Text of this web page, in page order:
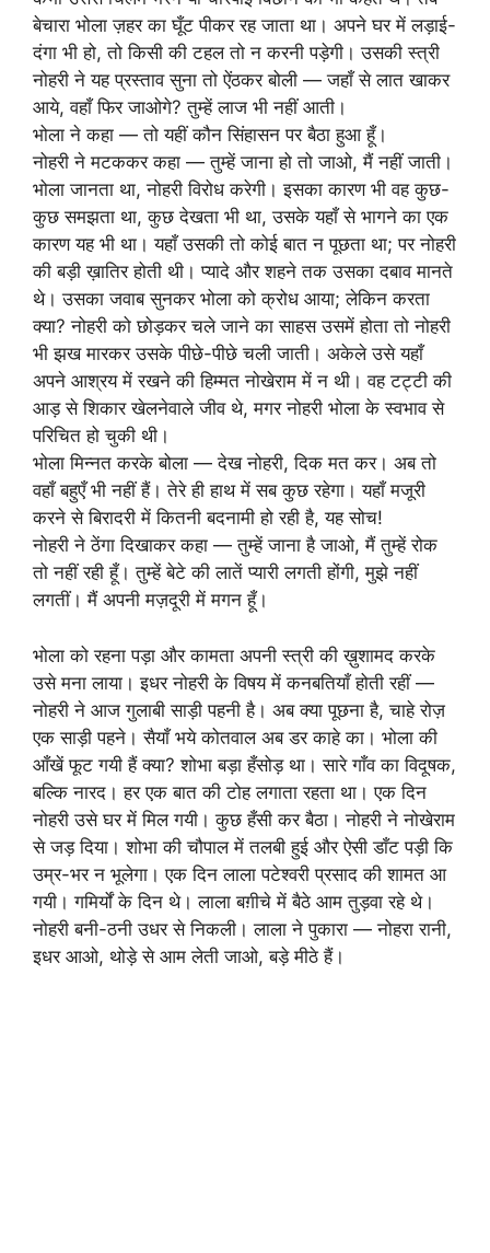
बेचारा भोला ज़हर का घूँट पीकर रह जाता था। अपने घर में लड़ाई-
दंगा भी हो, तो किसी की टहल तो न करनी पड़ेगी। उसकी स्त्री
नोहरी ने यह प्रस्ताव सुना तो ऐंठकर बोली — जहाँ से लात खाकर
आये, वहाँ फिर जाओगे? तुम्हें लाज भी नहीं आती।
भोला ने कहा — तो यहीं कौन सिंहासन पर बैठा हुआ हूँ।
नोहरी ने मटककर कहा — तुम्हें जाना हो तो जाओ, मैं नहीं जाती।
भोला जानता था, नोहरी विरोध करेगी। इसका कारण भी वह कुछ-
कुछ समझता था, कुछ देखता भी था, उसके यहाँ से भागने का एक
कारण यह भी था। यहाँ उसकी तो कोई बात न पूछता था; पर नोहरी
की बड़ी ख़ातिर होती थी। प्यादे और शहने तक उसका दबाव मानते
थे। उसका जवाब सुनकर भोला को क्रोध आया; लेकिन करता
क्या? नोहरी को छोड़कर चले जाने का साहस उसमें होता तो नोहरी
भी झख मारकर उसके पीछे-पीछे चली जाती। अकेले उसे यहाँ
अपने आश्रय में रखने की हिम्मत नोखेराम में न थी। वह टट्टी की
आड़ से शिकार खेलनेवाले जीव थे, मगर नोहरी भोला के स्वभाव से
परिचित हो चुकी थी।
भोला मिन्नत करके बोला — देख नोहरी, दिक मत कर। अब तो
वहाँ बहुएँ भी नहीं हैं। तेरे ही हाथ में सब कुछ रहेगा। यहाँ मजूरी
करने से बिरादरी में कितनी बदनामी हो रही है, यह सोच!
नोहरी ने ठेंगा दिखाकर कहा — तुम्हें जाना है जाओ, मैं तुम्हें रोक
तो नहीं रही हूँ। तुम्हें बेटे की लातें प्यारी लगती होंगी, मुझे नहीं
लगतीं। मैं अपनी मज़दूरी में मगन हूँ।
भोला को रहना पड़ा और कामता अपनी स्त्री की ख़ुशामद करके
उसे मना लाया। इधर नोहरी के विषय में कनबतियाँ होती रहीं —
नोहरी ने आज गुलाबी साड़ी पहनी है। अब क्या पूछना है, चाहे रोज़
एक साड़ी पहने। सैयाँ भये कोतवाल अब डर काहे का। भोला की
आँखें फूट गयी हैं क्या? शोभा बड़ा हँसोड़ था। सारे गाँव का विदूषक,
बल्कि नारद। हर एक बात की टोह लगाता रहता था। एक दिन
नोहरी उसे घर में मिल गयी। कुछ हँसी कर बैठा। नोहरी ने नोखेराम
से जड़ दिया। शोभा की चौपाल में तलबी हुई और ऐसी डाँट पड़ी कि
उम्र-भर न भूलेगा। एक दिन लाला पटेश्वरी प्रसाद की शामत आ
गयी। गमिर्यों के दिन थे। लाला बग़ीचे में बैठे आम तुड़वा रहे थे।
नोहरी बनी-ठनी उधर से निकली। लाला ने पुकारा — नोहरा रानी,
इधर आओ, थोड़े से आम लेती जाओ, बड़े मीठे हैं।